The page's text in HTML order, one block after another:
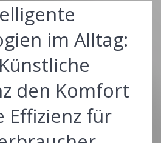
im Alltag:
den Komfort
Effizienz für